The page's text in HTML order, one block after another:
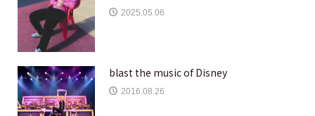
2025.05.06
blast the music of Disney
2016.08.26